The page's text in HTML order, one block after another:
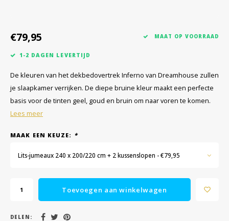
€79,95 MAAT OP VOORRAAD
1-2 DAGEN LEVERTIJD
De kleuren van het dekbedovertrek Inferno van Dreamhouse zullen
je slaapkamer verrijken. De diepe bruine kleur maakt een perfecte
basis voor de tinten geel, goud en bruin om naar voren te komen.
Lees meer
MAAK EEN KEUZE: *
Lits-jumeaux 240 x 200/220 cm + 2 kussenslopen - €79,95
Toevoegen aan winkelwagen
DELEN: